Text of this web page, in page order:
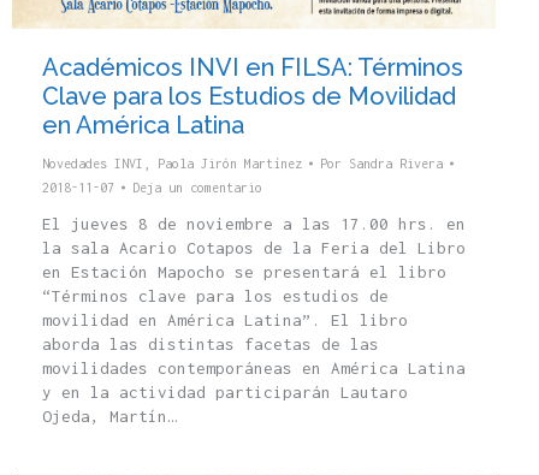
Académicos INVI en FILSA: Términos
Clave para los Estudios de Movilidad
en América Latina
Novedades INVI Paola Jirón Martínez Por Sandra Rivera
2018-11-07
Deja un comentario
El jueves 8 de noviembre a las 17.00 hrs. en
la sala Acario Cotapos de la Feria del Libro
en Estación Mapocho se presentará el libro
“Términos clave para los estudios de
movilidad en América Latina”. El libro
aborda las distintas facetas de las
movilidades contemporáneas en América Latina
y en la actividad participarán Lautaro
Ojeda, Martín…